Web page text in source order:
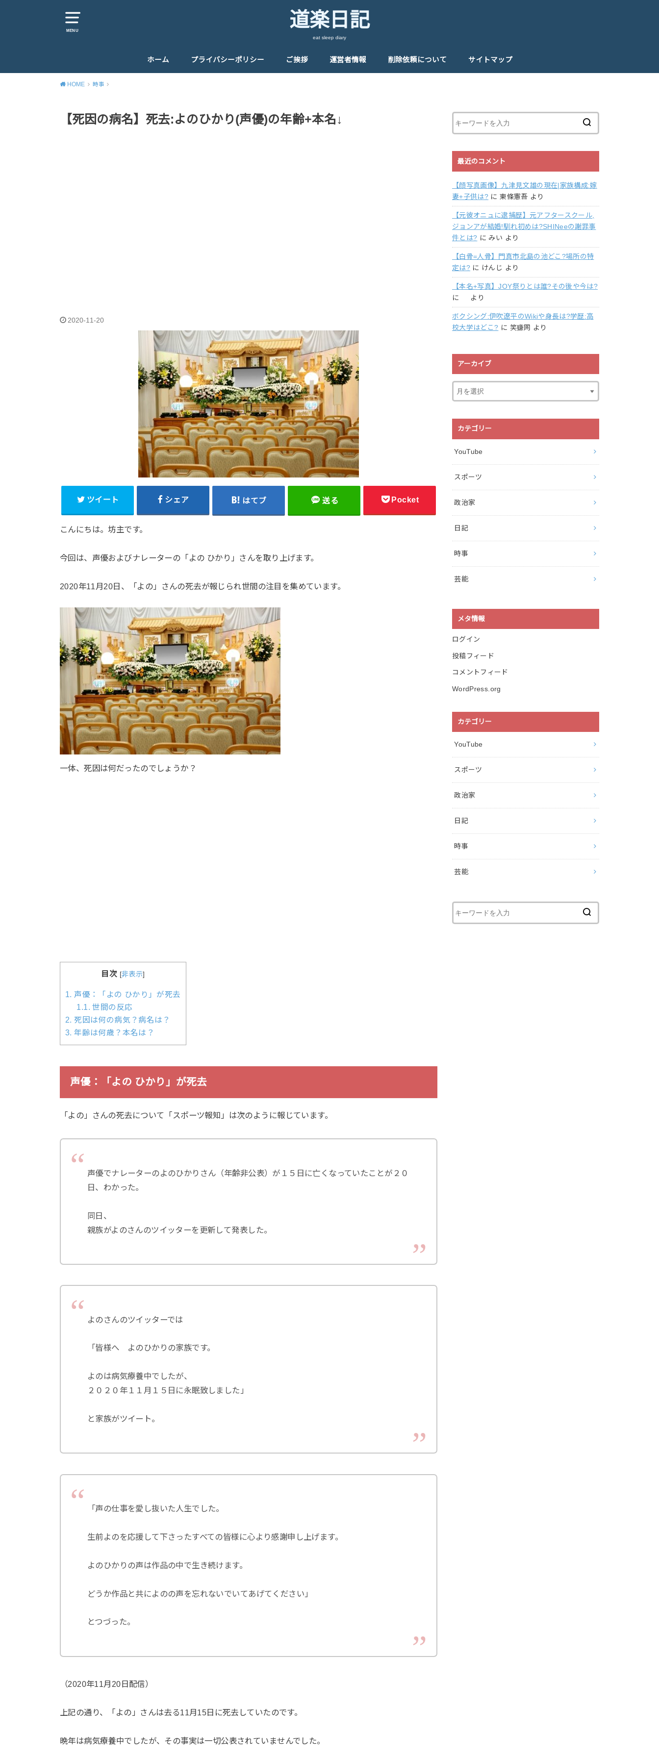
MENU 道楽日記
eat sleep diary
ホーム プライバシーポリシー ご挨拶 運営者情報 削除依頼について サイトマップ
HOME 時事
【死因の病名】死去:よのひかり(声優)の年齢+本名↓
2020-11-20
ツイート シェア はてブ 送る Pocket
こんにちは。坊主です。
今回は、声優およびナレーターの「よの ひかり」さんを取り上げます。
2020年11月20日、「よの」さんの死去が報じられ世間の注目を集めています。
一体、死因は何だったのでしょうか？
目次 [非表示]
1. 声優：「よの ひかり」が死去
1.1. 世間の反応
2. 死因は何の病気？病名は？
3. 年齢は何歳？本名は？
声優：「よの ひかり」が死去
「よの」さんの死去について「スポーツ報知」は次のように報じています。
声優でナレーターのよのひかりさん（年齢非公表）が１５日に亡くなっていたことが２０
日、わかった。
同日、
親族がよのさんのツイッターを更新して発表した。
よのさんのツイッターでは
「皆様へ よのひかりの家族です。
よのは病気療養中でしたが、
２０２０年１１月１５日に永眠致しました」
と家族がツイート。
「声の仕事を愛し抜いた人生でした。
生前よのを応援して下さったすべての皆様に心より感謝申し上げます。
よのひかりの声は作品の中で生き続けます。
どうか作品と共によのの声を忘れないでいてあげてください」
とつづった。
（2020年11月20日配信）
上記の通り、「よの」さんは去る11月15日に死去していたのです。
晩年は病気療養中でしたが、その事実は一切公表されていませんでした。
最近のコメント
【顔写真画像】九津見文雄の現在|家族構成:嫁
妻+子供は? に東條憲吾 より
【元彼オニュに逮捕歴】元アフタースクール,
ジョンアが結婚!馴れ初めは?SHINeeの謝罪事
件とは? に みい より
【白骨=人骨】門真市北島の池どこ?場所の特
定は? に けんじ より
【本名+写真】JOY祭りとは誰?その後や今は?
に
より
ボクシング:伊吹遼平のWikiや身長は?学歴:高
校大学はどこ? に 笑赚网 より
アーカイブ
カテゴリー
YouTube
スポーツ
政治家
日記
時事
芸能
メタ情報
ログイン
投稿フィード
コメントフィード
WordPress.org
カテゴリー
YouTube
スポーツ
政治家
日記
時事
芸能